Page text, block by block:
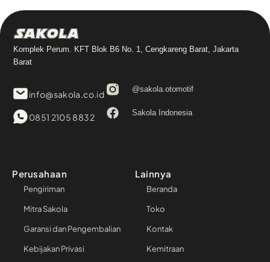
Sakola
Komplek Perum. KFT Blok B6 No. 1, Cengkareng Barat, Jakarta
Barat
info@sakola.co.id
0851 2105 8832
@sakola.otomotif
Sakola Indonesia
Perusahaan
Pengiriman
Mitra Sakola
Garansi dan Pengembalian
Kebijakan Privasi
Lainnya
Beranda
Toko
Kontak
Kemitraan